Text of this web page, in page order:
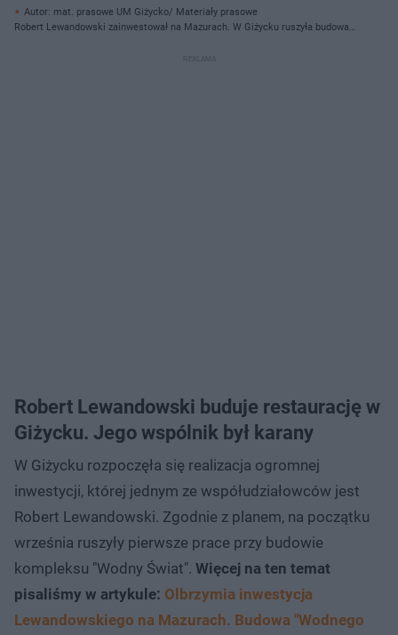
Autor: mat. prasowe UM Giżycko/ Materiały prasowe
Robert Lewandowski zainwestował na Mazurach. W Giżycku ruszyła budowa
Robert Lewandowski buduje restaurację w
Giżycku. Jego wspólnik był karany
W Giżycku rozpoczęła się realizacja ogromnej
inwestycji, której jednym ze współudziałowców jest
Robert Lewandowski. Zgodnie z planem, na początku
września ruszyły pierwsze prace przy budowie
kompleksu "Wodny Świat". Więcej na ten temat
pisaliśmy w artykule: Olbrzymia inwestycja
Lewandowskiego na Mazurach. Budowa "Wodnego